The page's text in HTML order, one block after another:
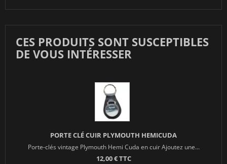
CES PRODUITS SONT SUSCEPTIBLES
DE VOUS INTÉRESSER
PORTE CLÉ CUIR PLYMOUTH HEMICUDA
Porte-clés vintage Plymouth Hemi Cuda en cuir Ajoutez une...
12,00 € TTC